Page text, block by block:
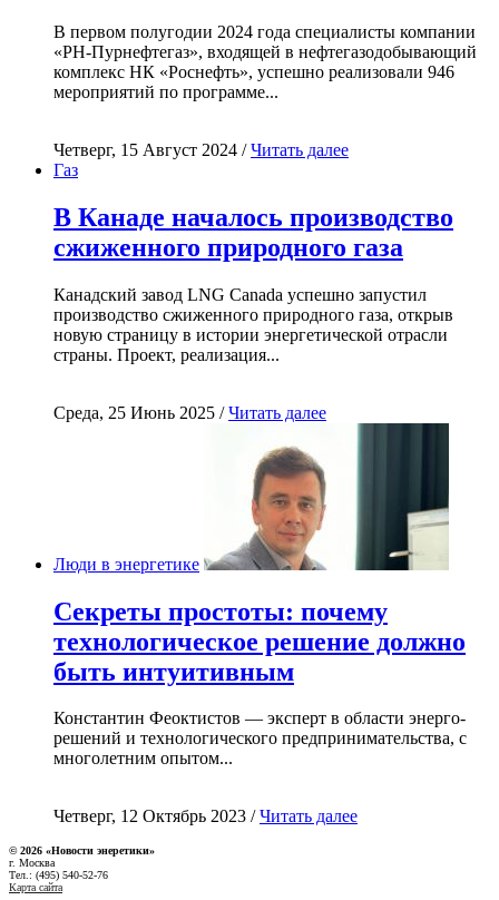
В первом полугодии 2024 года специалисты компании
«РН-Пурнефтегаз», входящей в нефтегазодобывающий
комплекс НК «Роснефть», успешно реализовали 946
мероприятий по программе...
Четверг, 15 Август 2024 /Читать далее
Газ
В Канаде началось производство
сжиженного природного газа
Канадский завод LNG Canada успешно запустил
производство сжиженного природного газа, открыв
новую страницу в истории энергетической отрасли
страны. Проект, реализация...
Среда, 25 Июнь 2025 /Читать далее
Люди в энергетике
Секреты простоты: почему
технологическое решение должно
быть интуитивным
Константин Феоктистов — эксперт в области энерго-
решений и технологического предпринимательства, с
многолетним опытом...
Четверг, 12 Октябрь 2023 /Читать далее
© 2026 «Новости энеретики»
г. Москва
Тел.: (495) 540-52-76
Карта сайта